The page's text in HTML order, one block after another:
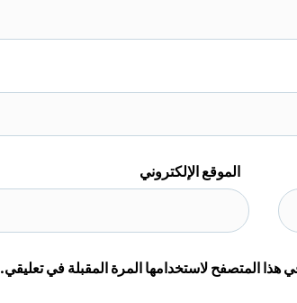
الموقع الإلكتروني
هذا المتصفح لاستخدامها المرة المقبلة في تعليقي.